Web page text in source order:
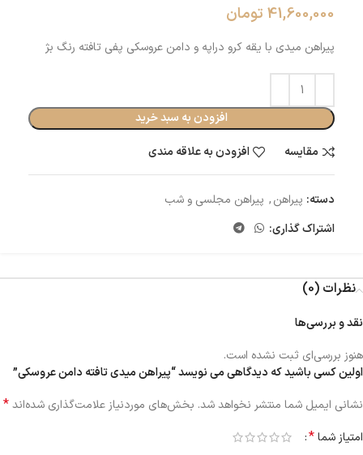
41,600,000 تومان
پیراهن میدی با یقه کرو دراپه و دامن عروسکی پفی تافته رنگ بژ
افزودن به سبد خرید
مقایسه
افزودن به علاقه مندی
دسته: پیراهن, پیراهن مجلسی و شب
اشتراک گذاری:
نظرات (0)
نقد و بررسی‌ها
هنوز بررسی‌ای ثبت نشده است.
اولین کسی باشید که دیدگاهی می نویسد “پیراهن میدی تافته دامن عروسکی”
نشانی ایمیل شما منتشر نخواهد شد. بخش‌های موردنیاز علامت‌گذاری شده‌اند*
امتیاز شما*